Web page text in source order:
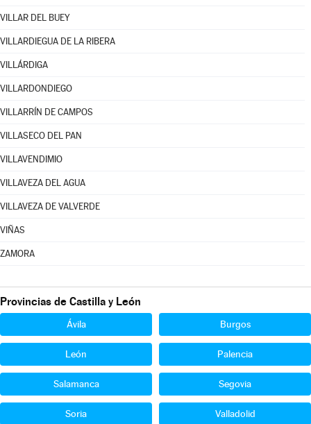
VILLAR DEL BUEY
VILLARDIEGUA DE LA RIBERA
VILLÁRDIGA
VILLARDONDIEGO
VILLARRÍN DE CAMPOS
VILLASECO DEL PAN
VILLAVENDIMIO
VILLAVEZA DEL AGUA
VILLAVEZA DE VALVERDE
VIÑAS
ZAMORA
Provincias de Castilla y León
Ávila Burgos
León Palencia
Salamanca Segovia
Soria Valladolid